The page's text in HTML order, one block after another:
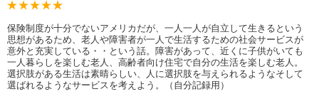
保険制度が十分でないアメリカだが、一人一人が自立して生きるという
思想があるため、老人や障害者が一人で生活するための社会サービスが
意外と充実している・・という話。障害があって、近くに子供がいても
一人暮らしを楽しむ老人、高齢者向け住宅で自分の生活を楽しむ老人。
選択肢がある生活は素晴らしい、人に選択肢を与えられるようなそして
選ばれるようなサービスを考えよう。（自分記録用）